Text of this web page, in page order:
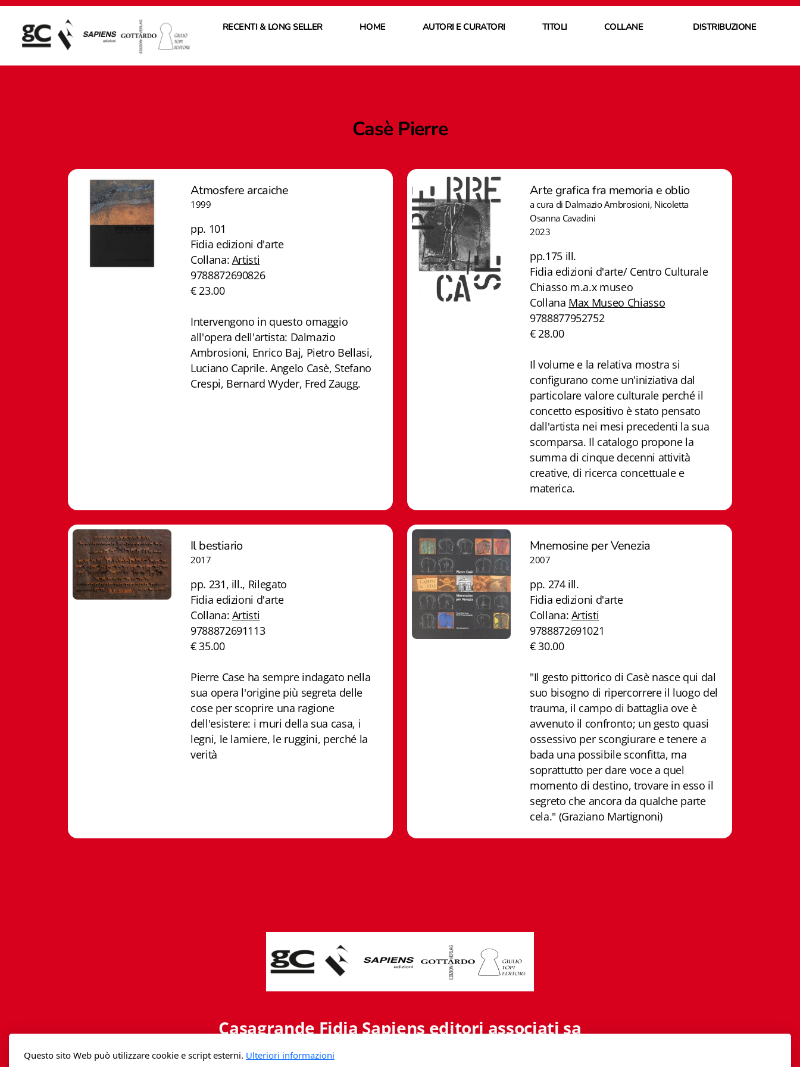
RECENTI & LONG SELLER HOME AUTORI E CURATORI TITOLI COLLANE DISTRIBUZIONE
Casè Pierre
Atmosfere arcaiche
1999
pp. 101
Fidia edizioni d'arte
Collana: Artisti
9788872690826
€ 23.00
Intervengono in questo omaggio
all'opera dell'artista: Dalmazio
Ambrosioni, Enrico Baj, Pietro Bellasi,
Luciano Caprile. Angelo Casè, Stefano
Crespi, Bernard Wyder, Fred Zaugg.
Arte grafica fra memoria e oblio
a cura di Dalmazio Ambrosioni, Nicoletta
Osanna Cavadini
2023
pp.175 ill.
Fidia edizioni d'arte/ Centro Culturale
Chiasso m.a.x museo
Collana Max Museo Chiasso
9788877952752
€ 28.00
Il volume e la relativa mostra si
configurano come un'iniziativa dal
particolare valore culturale perché il
concetto espositivo è stato pensato
dall'artista nei mesi precedenti la sua
scomparsa. Il catalogo propone la
summa di cinque decenni attività
creative, di ricerca concettuale e
materica.
Il bestiario
2017
pp. 231, ill., Rilegato
Fidia edizioni d'arte
Collana: Artisti
9788872691113
€ 35.00
Pierre Case ha sempre indagato nella
sua opera l'origine più segreta delle
cose per scoprire una ragione
dell'esistere: i muri della sua casa, i
legni, le lamiere, le ruggini, perché la
verità
Mnemosine per Venezia
2007
pp. 274 ill.
Fidia edizioni d'arte
Collana: Artisti
9788872691021
€ 30.00
"Il gesto pittorico di Casè nasce qui dal
suo bisogno di ripercorrere il luogo del
trauma, il campo di battaglia ove è
avvenuto il confronto; un gesto quasi
ossessivo per scongiurare e tenere a
bada una possibile sconfitta, ma
soprattutto per dare voce a quel
momento di destino, trovare in esso il
segreto che ancora da qualche parte
cela." (Graziano Martignoni)
Casagrande Fidia Sapiens editori associati sa
Via B. Lambertenghi 5 - 6900 Lugano
Questo sito Web può utilizzare cookie e script esterni. Ulteriori informazioni